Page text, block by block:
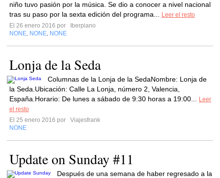
niño tuvo pasión por la música. Se dio a conocer a nivel nacional
tras su paso por la sexta edición del programa...
Leer el resto
El 26 enero 2016 por
Iberpiano
NONE NONE NONE
Lonja de la Seda
Columnas de la Lonja de la SedaNombre: Lonja de
la Seda.Ubicación: Calle La Lonja, número 2, Valencia,
España.Horario: De lunes a sábado de 9:30 horas a 19:00...
Leer
el resto
El 25 enero 2016 por
Viajesfrank
NONE
Update on Sunday #11
Después de una semana de haber regresado a la